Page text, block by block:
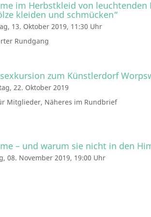
im Herbstkleid von
kleiden und schmücken“
13. Oktober 2019, 11:30 Uhr
Rundgang
zum Künstlerdorf
22. Oktober 2019
Mitglieder, Näheres im Rundbrief
– und warum sie nicht in den
08. November 2019, 19:00 Uhr